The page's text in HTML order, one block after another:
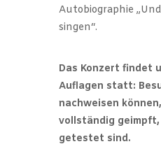
Autobiographie
singen“.
Das Konzert findet
Auflagen statt:
nachweisen
vollständig
getestet sind.